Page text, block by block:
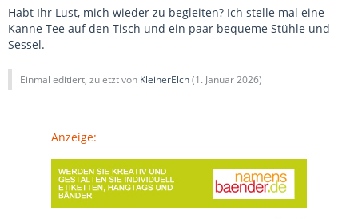
Habt Ihr Lust, mich wieder zu begleiten? Ich stelle mal eine
Kanne Tee auf den Tisch und ein paar bequeme Stühle und
Sessel.
Einmal editiert, zuletzt von KleinerElch(1. Januar 2026)
Anzeige: